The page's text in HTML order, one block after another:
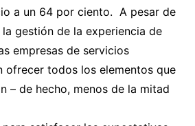
a un 64 por ciento. A pesar de
gestión de la experiencia de
empresas de servicios
ofrecer todos los elementos que
– de hecho, menos de la mitad